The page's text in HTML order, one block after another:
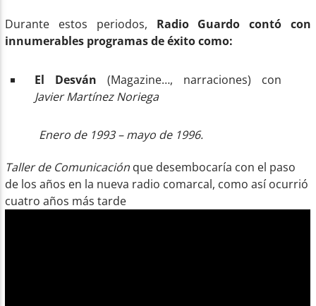
Durante estos periodos, Radio Guardo contó con
innumerables programas de éxito como:
El Desván (Magazine…, narraciones) con
Javier Martínez Noriega
Enero de 1993 – mayo de 1996.
Taller de Comunicación que desembocaría con el paso
de los años en la nueva radio comarcal, como así ocurrió
cuatro años más tarde